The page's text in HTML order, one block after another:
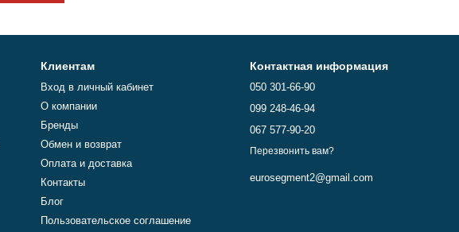
Клиентам
Вход в личный кабинет
О компании
Бренды
Обмен и возврат
Оплата и доставка
Контакты
Блог
Пользовательское соглашение
Контактная информация
050 301-66-90
099 248-46-94
067 577-90-20
Перезвонить вам?
eurosegment2@gmail.com